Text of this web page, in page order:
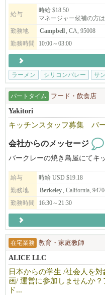
━━━━━━━━━━━━━━━━━━━━
◆◇もっと我々を知りたい人に
EK FOOD SERVICES
http://www.ekfoodservices.com/
Workstyle / アメリカでの働き
http://www.ekfoodservices.com/
Interview / インタビュー
http://www.ekfoodservices.com/
バイリンガール Chikaさんとの
https://youtu.be/psfcZrf47sU
まるふくらぁめん
https://www.marufukuramen.com
うどん 麦蔵
https://www.mugizo-us.com
RAMEN IZAKAYA YUGEN
SHABUWAY
https://www.shabuway.com
Address: 1082 E El Camino Rl.
ビザサポートについて
長く働いてくださる方、スキ
は、Eビザサポートも検討可
あなたの「好き」や「経験」
ご応募を心よりお待ちしてお
給与
時給 $18.50
マネージャー候補の方
勤務地
Campbell, CA, 95008
勤務時間
10:00～03:00
ラーメン
シリコンバレー サ
パートタイム フード・飲食店
Yakitori
キッチンスタッフ募集 バ
会社からのメッセージ
バークレーの焼き鳥屋にてキ
給与
時給 USD $19.18
勤務地
Berkeley, California,
勤務時間
16:30～21:30
在宅業務 教育・家庭教師
ALICE LLC
日本からの学生 /社会人を
画/ 運営に参加しませんか
ド...